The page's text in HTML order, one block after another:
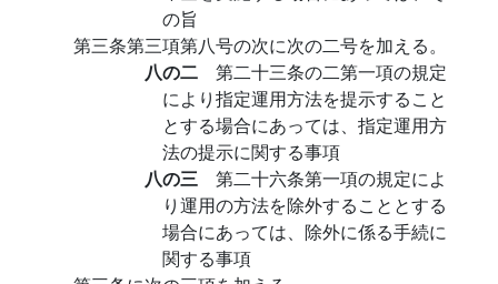
の旨
第三条第三項第八号の次に次の二号を加える。
八の二 第二十三条の二第一項の規定
により指定運用方法を提示すること
とする場合にあっては、指定運用方
法の提示に関する事項
八の三 第二十六条第一項の規定によ
り運用の方法を除外することとする
場合にあっては、除外に係る手続に
関する事項